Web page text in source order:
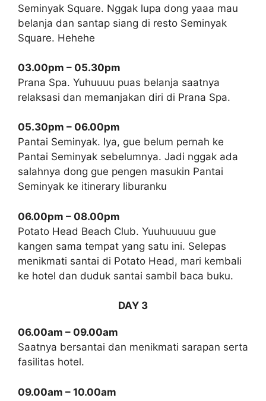
Seminyak Square. Nggak lupa dong yaaa mau
belanja dan santap siang di resto Seminyak
Square. Hehehe
03.00pm – 05.30pm
Prana Spa. Yuhuuuu puas belanja saatnya
relaksasi dan memanjakan diri di Prana Spa.
05.30pm – 06.00pm
Pantai Seminyak. Iya, gue belum pernah ke
Pantai Seminyak sebelumnya. Jadi nggak ada
salahnya dong gue pengen masukin Pantai
Seminyak ke itinerary liburanku
06.00pm – 08.00pm
Potato Head Beach Club. Yuuhuuuuu gue
kangen sama tempat yang satu ini. Selepas
menikmati santai di Potato Head, mari kembali
ke hotel dan duduk santai sambil baca buku.
DAY 3
06.00am – 09.00am
Saatnya bersantai dan menikmati sarapan serta
fasilitas hotel.
09.00am – 10.00am